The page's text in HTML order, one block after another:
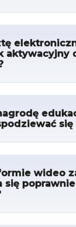
aktywacyjny
się
wideo
poprawnie